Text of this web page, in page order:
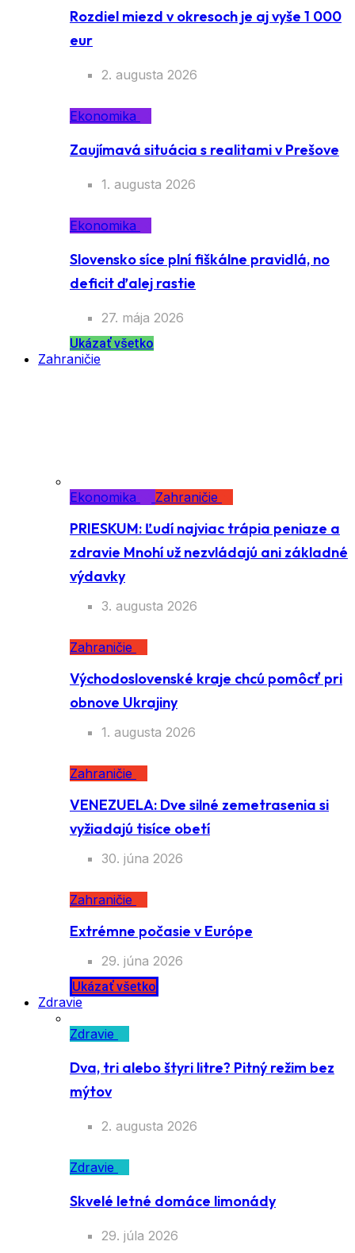
Rozdiel miezd v okresoch je aj vyše 1 000
eur
2. augusta 2026
Ekonomika
Zaujímavá situácia s realitami v Prešove
1. augusta 2026
Ekonomika
Slovensko síce plní fiškálne pravidlá, no
deficit ďalej rastie
27. mája 2026
Ukázať všetko
Zahraničie
Ekonomika Zahraničie
PRIESKUM: Ľudí najviac trápia peniaze a
zdravie Mnohí už nezvládajú ani základné
výdavky
3. augusta 2026
Zahraničie
Východoslovenské kraje chcú pomôcť pri
obnove Ukrajiny
1. augusta 2026
Zahraničie
VENEZUELA: Dve silné zemetrasenia si
vyžiadajú tisíce obetí
30. júna 2026
Zahraničie
Extrémne počasie v Európe
29. júna 2026
Ukázať všetko
Zdravie
Zdravie
Dva, tri alebo štyri litre? Pitný režim bez
mýtov
2. augusta 2026
Zdravie
Skvelé letné domáce limonády
29. júla 2026